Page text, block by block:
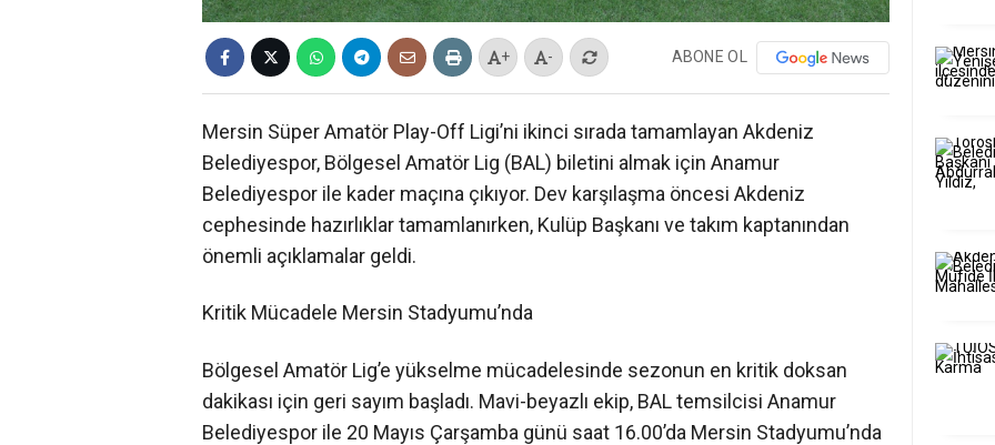
+ - ABONE OL
Mersin Süper Amatör Play-Off Ligi’ni ikinci sırada tamamlayan Akdeniz
Belediyespor, Bölgesel Amatör Lig (BAL) biletini almak için Anamur
Belediyespor ile kader maçına çıkıyor. Dev karşılaşma öncesi Akdeniz
cephesinde hazırlıklar tamamlanırken, Kulüp Başkanı ve takım kaptanından
önemli açıklamalar geldi.
Kritik Mücadele Mersin Stadyumu’nda
Bölgesel Amatör Lig’e yükselme mücadelesinde sezonun en kritik doksan
dakikası için geri sayım başladı. Mavi-beyazlı ekip, BAL temsilcisi Anamur
Belediyespor ile 20 Mayıs Çarşamba günü saat 16.00’da Mersin Stadyumu’nda